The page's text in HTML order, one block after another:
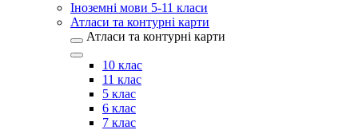
Іноземні мови 5-11 класи
Атласи та контурні карти
Атласи та контурні карти
10 клас
11 клас
5 клас
6 клас
7 клас